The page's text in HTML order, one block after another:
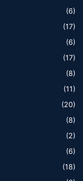
(6)
(17)
(6)
(17)
(8)
(11)
(20)
(8)
(2)
(6)
(18)